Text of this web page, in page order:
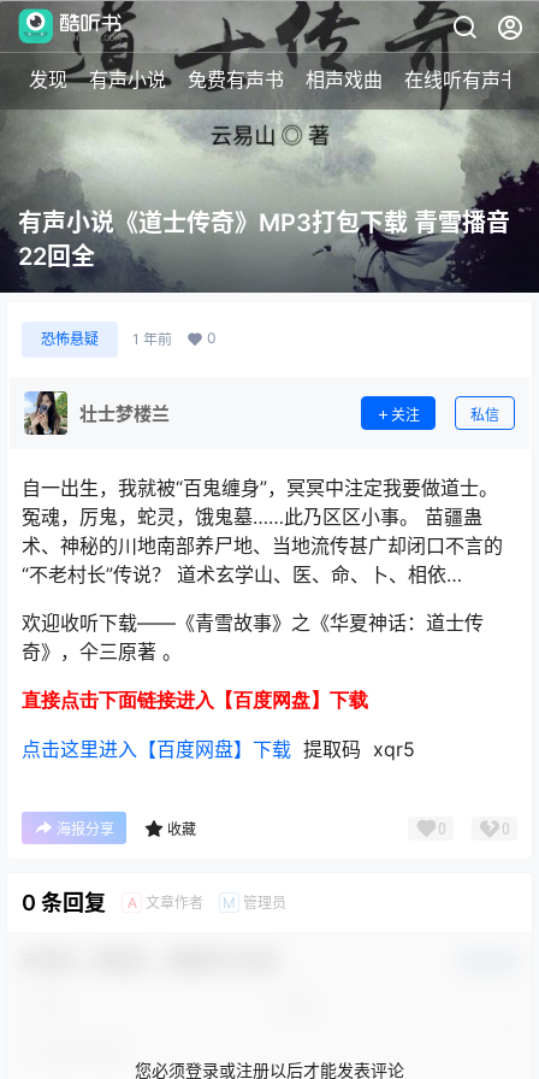
发现 有声小说 免费有声书 相声戏曲 在线听有声书
有声小说《道士传奇》MP3打包下载 青雪播音
22回全
恐怖悬疑 1 年前 0
壮士梦楼兰 关注 私信
自一出生，我就被“百鬼缠身”，冥冥中注定我要做道士。
冤魂，厉鬼，蛇灵，饿鬼墓……此乃区区小事。 苗疆蛊
术、神秘的川地南部养尸地、当地流传甚广却闭口不言的
“不老村长”传说？ 道术玄学山、医、命、卜、相依…
欢迎收听下载——《青雪故事》之《华夏神话：道士传
奇》，仐三原著 。
直接点击下面链接进入【百度网盘】下载
点击这里进入【百度网盘】下载 提取码 xqr5
海报分享 收藏 0 0
0 条回复 A 文章作者 M 管理员
您必须登录或注册以后才能发表评论